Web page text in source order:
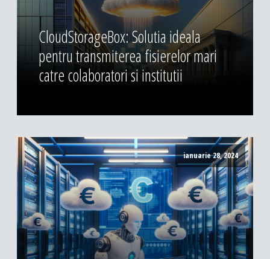
CloudStorageBox: Solutia ideala
pentru transmiterea fisierelor mari
catre colaboratori si institutii
ianuarie 28, 2024